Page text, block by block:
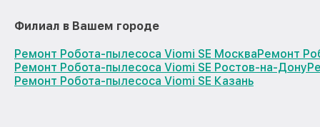
Филиал в Вашем городе
Ремонт Робота-пылесоса Viomi SE МоскваРемонт
Ремонт Робота-пылесоса Viomi SE Ростов-на-Дону
Ремонт Робота-пылесоса Viomi SE Казань